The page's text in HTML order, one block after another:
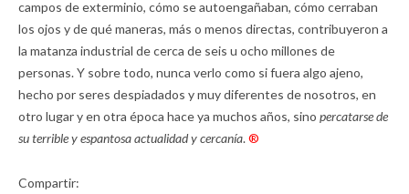
campos de exterminio, cómo se autoengañaban, cómo cerraban
los ojos y de qué maneras, más o menos directas, contribuyeron a
la matanza industrial de cerca de seis u ocho millones de
personas. Y sobre todo, nunca verlo como si fuera algo ajeno,
hecho por seres despiadados y muy diferentes de nosotros, en
otro lugar y en otra época hace ya muchos años, sino percatarse de
su terrible y espantosa actualidad y cercanía.®
Compartir: